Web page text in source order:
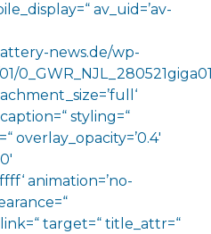
av_uid=’av-
news.de/wp-
styling=“
overlay_opacity=’0.4′
animation=’no-
link=“ target=“ title_attr=“